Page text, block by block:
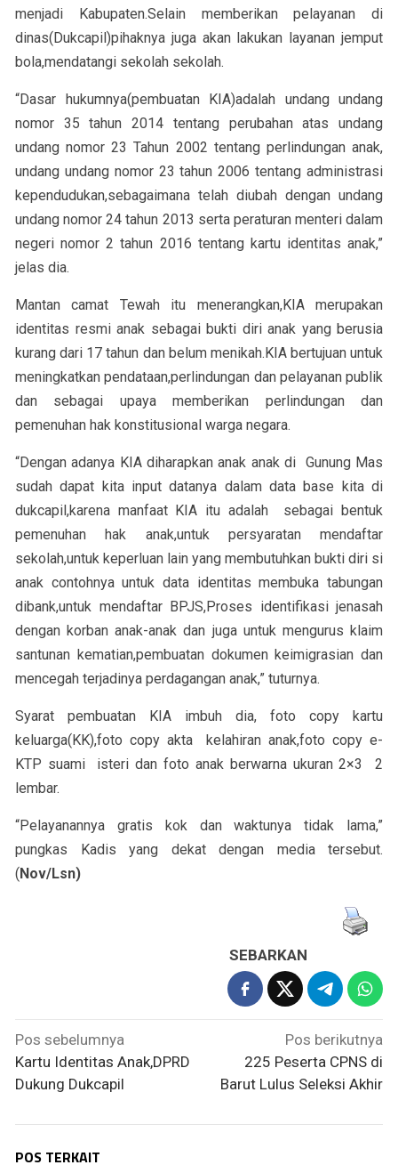
menjadi Kabupaten.Selain memberikan pelayanan di
dinas(Dukcapil)pihaknya juga akan lakukan layanan jemput
bola,mendatangi sekolah sekolah.
“Dasar hukumnya(pembuatan KIA)adalah undang undang
nomor 35 tahun 2014 tentang perubahan atas undang
undang nomor 23 Tahun 2002 tentang perlindungan anak,
undang undang nomor 23 tahun 2006 tentang administrasi
kependudukan,sebagaimana telah diubah dengan undang
undang nomor 24 tahun 2013 serta peraturan menteri dalam
negeri nomor 2 tahun 2016 tentang kartu identitas anak,”
jelas dia.
Mantan camat Tewah itu menerangkan,KIA merupakan
identitas resmi anak sebagai bukti diri anak yang berusia
kurang dari 17 tahun dan belum menikah.KIA bertujuan untuk
meningkatkan pendataan,perlindungan dan pelayanan publik
dan sebagai upaya memberikan perlindungan dan
pemenuhan hak konstitusional warga negara.
“Dengan adanya KIA diharapkan anak anak di Gunung Mas
sudah dapat kita input datanya dalam data base kita di
dukcapil,karena manfaat KIA itu adalah sebagai bentuk
pemenuhan hak anak,untuk persyaratan mendaftar
sekolah,untuk keperluan lain yang membutuhkan bukti diri si
anak contohnya untuk data identitas membuka tabungan
dibank,untuk mendaftar BPJS,Proses identifikasi jenasah
dengan korban anak-anak dan juga untuk mengurus klaim
santunan kematian,pembuatan dokumen keimigrasian dan
mencegah terjadinya perdagangan anak,” tuturnya.
Syarat pembuatan KIA imbuh dia, foto copy kartu
keluarga(KK),foto copy akta kelahiran anak,foto copy e-
KTP suami isteri dan foto anak berwarna ukuran 2×3 2
lembar.
“Pelayanannya gratis kok dan waktunya tidak lama,”
pungkas Kadis yang dekat dengan media tersebut.
(Nov/Lsn)
SEBARKAN
Navigasi
pos
Pos sebelumnya
Kartu Identitas Anak,DPRD
Dukung Dukcapil
Pos berikutnya
225 Peserta CPNS di
Barut Lulus Seleksi Akhir
POS TERKAIT